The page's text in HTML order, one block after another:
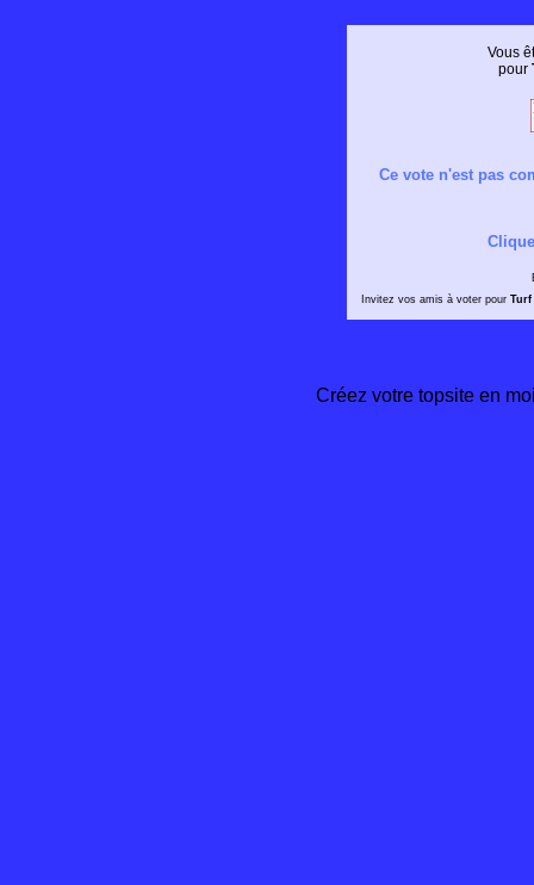
Vous
pour
Ce vote n'est pas
Invitez vos amis à voter pour Turf
Créez votre topsite en